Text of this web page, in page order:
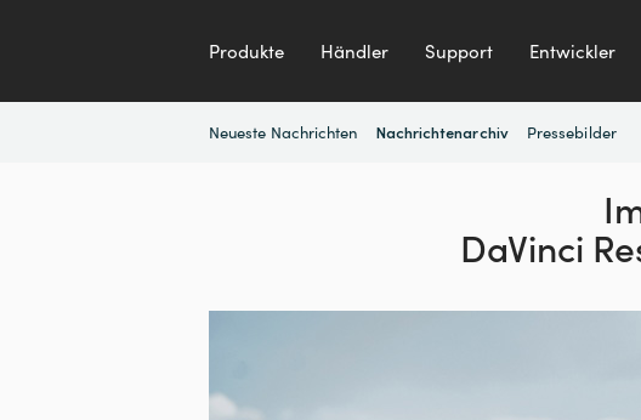
Produkte Händler Support Entwickler
Neueste Nachrichten Nachrichtenarchiv Pressebilder
DaVinci